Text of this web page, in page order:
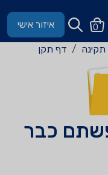
0 איזור אישי
תקינה דף תקן
כבר